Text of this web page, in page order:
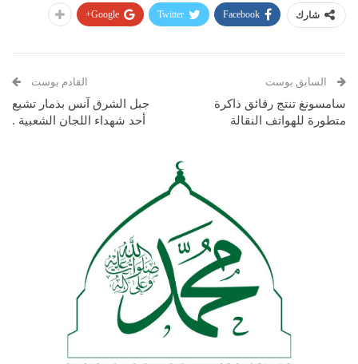
شارك Facebook
Twitter
Google+
السابق بوست
سامسونغ تنتج رقائق ذاكرة
متطورة للهواتف النقالة
القادم بوست
جبل الشرق آنس بذمار تشيع
أحد شهداء اللجان الشعبية .